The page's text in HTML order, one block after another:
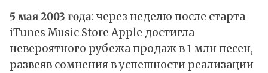
5 мая 2003 года: через неделю после старта
iTunes Music Store Apple достигла
невероятного рубежа продаж в 1 млн песен,
развеяв сомнения в успешности реализации